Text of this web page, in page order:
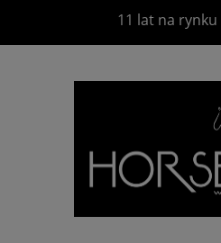
11 lat na rynku